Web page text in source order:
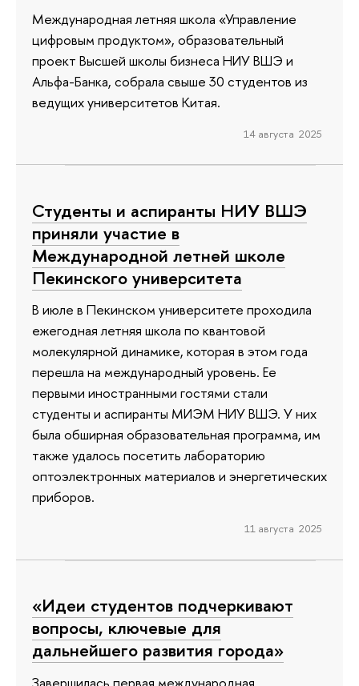
Международная летняя школа «Управление
цифровым продуктом», образовательный
проект Высшей школы бизнеса НИУ ВШЭ и
Альфа-Банка, собрала свыше 30 студентов из
ведущих университетов Китая.
14 августа 2025
Студенты и аспиранты НИУ ВШЭ
приняли участие в
Международной летней школе
Пекинского университета
В июле в Пекинском университете проходила
ежегодная летняя школа по квантовой
молекулярной динамике, которая в этом года
перешла на международный уровень. Ее
первыми иностранными гостями стали
студенты и аспиранты МИЭМ НИУ ВШЭ. У них
была обширная образовательная программа, им
также удалось посетить лабораторию
оптоэлектронных материалов и энергетических
приборов.
11 августа 2025
«Идеи студентов подчеркивают
вопросы, ключевые для
дальнейшего развития города»
Завершилась первая международная